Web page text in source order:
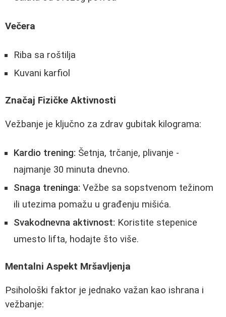
Večera
Riba sa roštilja
Kuvani karfiol
Značaj Fizičke Aktivnosti
Vežbanje je ključno za zdrav gubitak kilograma:
Kardio trening: Šetnja, trčanje, plivanje -
najmanje 30 minuta dnevno.
Snaga treninga: Vežbe sa sopstvenom težinom
ili utezima pomažu u građenju mišića.
Svakodnevna aktivnost: Koristite stepenice
umesto lifta, hodajte što više.
Mentalni Aspekt Mršavljenja
Psihološki faktor je jednako važan kao ishrana i
vežbanje: